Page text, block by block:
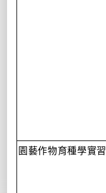
園藝作物育種學實習